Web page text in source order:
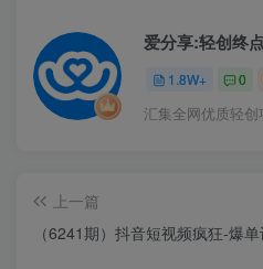
爱分享:轻创终
1.8W+ 0
汇集全网优质轻
上一篇
（6241期）抖音短视频疯狂-爆